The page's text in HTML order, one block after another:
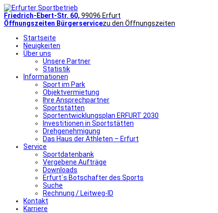
Friedrich-Ebert-Str. 60, 99096 Erfurt
Öffnungszeiten Bürgerservicezu den Öffnungszeiten
Startseite
Neuigkeiten
Über uns
Unsere Partner
Statistik
Informationen
Sport im Park
Objektvermietung
Ihre Ansprechpartner
Sportstätten
Sportentwicklungsplan ERFURT 2030
Investitionen in Sportstätten
Drehgenehmigung
Das Haus der Athleten – Erfurt
Service
Sportdatenbank
Vergebene Aufträge
Downloads
Erfurt´s Botschafter des Sports
Suche
Rechnung / Leitweg-ID
Kontakt
Karriere